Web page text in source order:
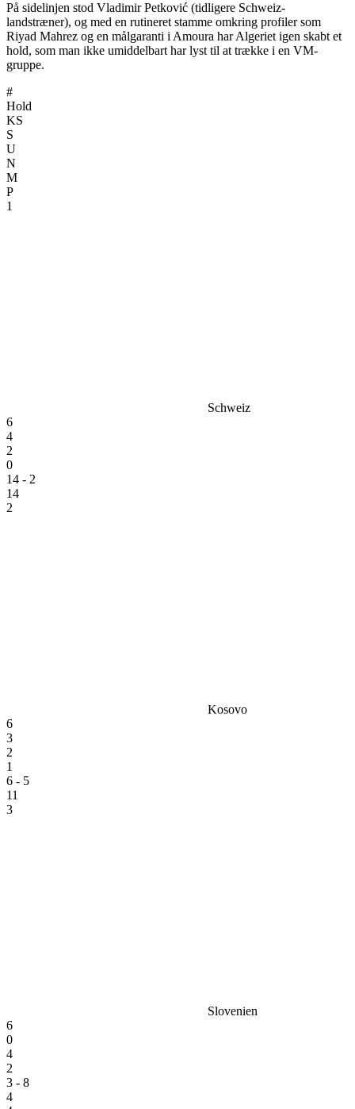
På sidelinjen stod Vladimir Petković (tidligere Schweiz-
landstræner), og med en rutineret stamme omkring profiler som
Riyad Mahrez og en målgaranti i Amoura har Algeriet igen skabt et
hold, som man ikke umiddelbart har lyst til at trække i en VM-
gruppe.
#
Hold
KS
S
U
N
M
P
1
Schweiz
6
4
2
0
14 - 2
14
2
Kosovo
6
3
2
1
6 - 5
11
3
Slovenien
6
0
4
2
3 - 8
4